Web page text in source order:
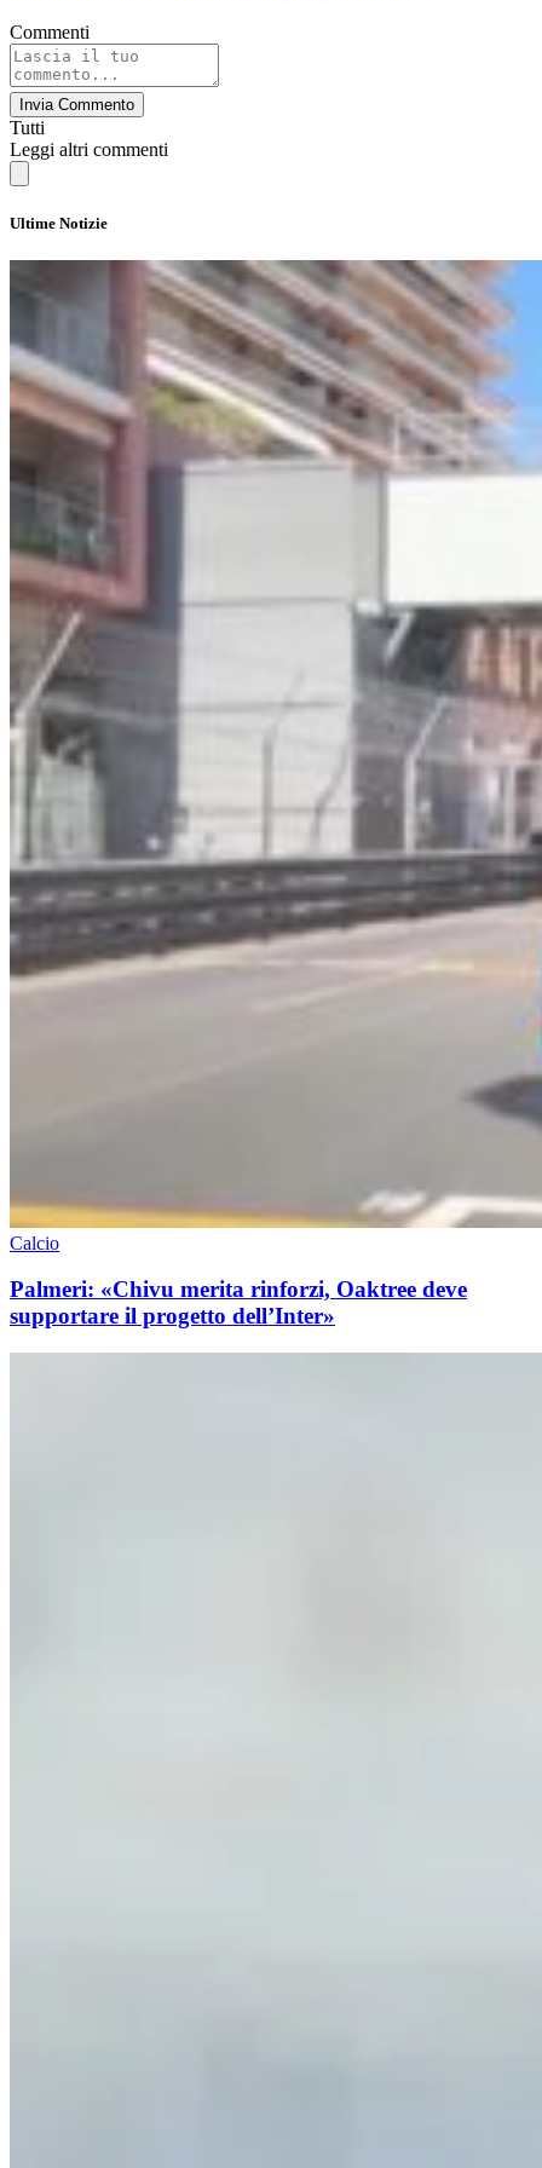
Commenti
Invia Commento
Tutti
Leggi altri commenti
Ultime Notizie
Calcio
Palmeri: «Chivu merita rinforzi, Oaktree deve
supportare il progetto dell’Inter»